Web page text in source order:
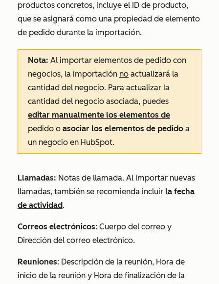
productos concretos, incluye el ID de producto,
que se asignará como una propiedad de elemento
de pedido durante la importación.
Nota: Al importar elementos de pedido con
negocios, la importación no actualizará la
cantidad del negocio. Para actualizar la
cantidad del negocio asociada, puedes
editar manualmente los elementos de
pedido o asociar los elementos de pedido a
un negocio en HubSpot.
Llamadas: Notas de llamada. Al importar nuevas
llamadas, también se recomienda incluir la fecha
de actividad.
Correos electrónicos: Cuerpo del correo y
Dirección del correo electrónico.
Reuniones: Descripción de la reunión, Hora de
inicio de la reunión y Hora de finalización de la